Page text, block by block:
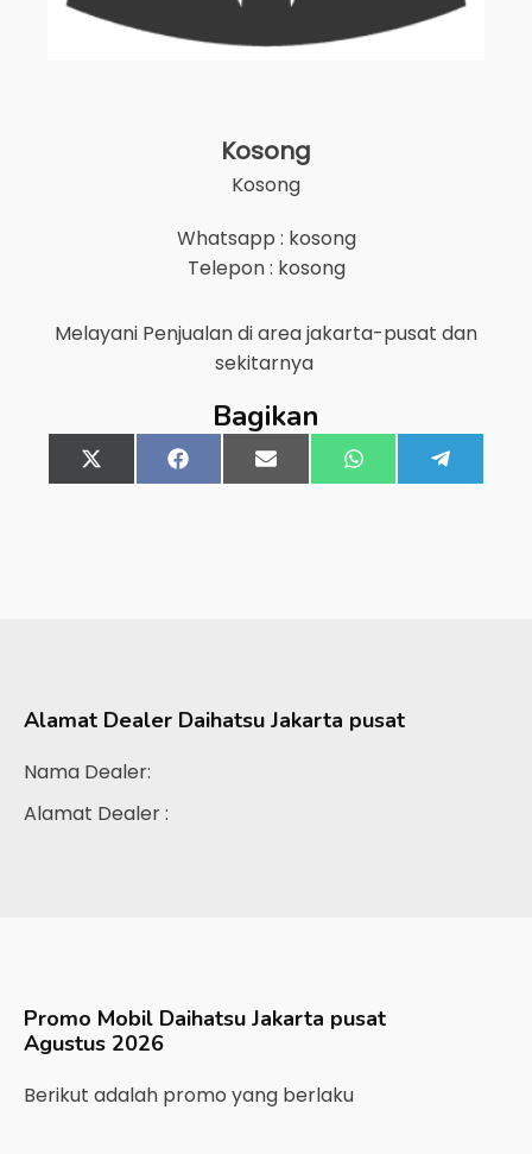
Kosong
Kosong
Whatsapp : kosong
Telepon : kosong
Melayani Penjualan di areajakarta-pusat dan
sekitarnya
Bagikan
Share
on
X
(Twitter)
Share
on
FacebookShare
on
Email Share
on
WhatsApp
on
Alamat Dealer Daihatsu Jakarta pusat
Nama Dealer:
Alamat Dealer :
Promo Mobil Daihatsu Jakarta pusat
Agustus 2026
Berikut adalah promo yang berlaku